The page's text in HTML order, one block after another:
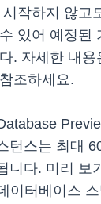
작하지 않고
있어 예정된
. 자세한 내용
조하세요.
턴스는 최대
니다. 미리 보
이터베이스 스